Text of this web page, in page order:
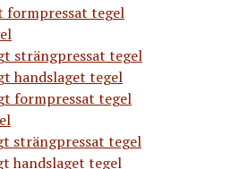
formpressat tegel
strängpressat tegel
handslaget tegel
formpressat tegel
strängpressat tegel
handslaget tegel